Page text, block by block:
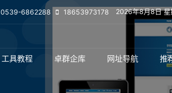
0539-6862288 18653973178 2026年8月8日 星
工具教程 卓群企库 网址导航 推